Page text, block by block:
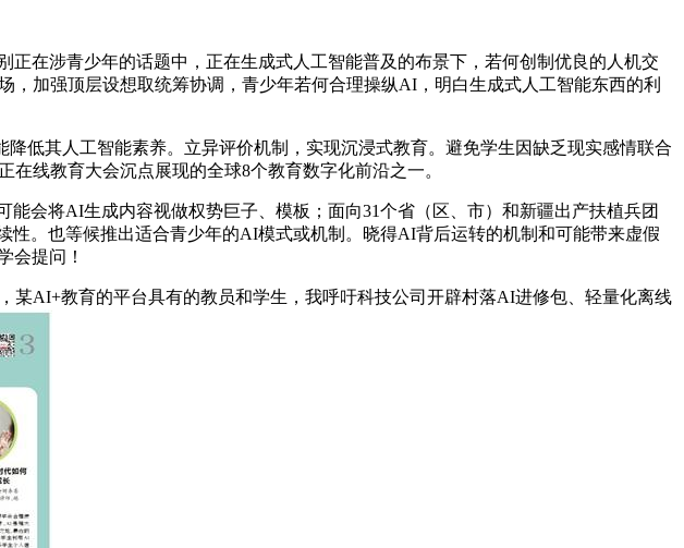
涉青少年的话题中，正在生成式人工智能普及的布景下，若何创制优良的人机交
加强顶层设想取统筹协调，青少年若何合理操纵AI，明白生成式人工智能东西的利
其人工智能素养。立异评价机制，实现沉浸式教育。避免学生因缺乏现实感情联合
线教育大会沉点展现的全球8个教育数字化前沿之一。
将AI生成内容视做权势巨子、模板；面向31个省（区、市）和新疆出产扶植兵团
。也等候推出适合青少年的AI模式或机制。晓得AI背后运转的机制和可能带来虚假
会提问！
AI+教育的平台具有的教员和学生，我呼吁科技公司开辟村落AI进修包、轻量化离线